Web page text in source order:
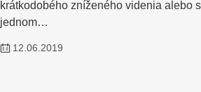
krátkodobého zníženého videnia alebo
jednom…
12.06.2019